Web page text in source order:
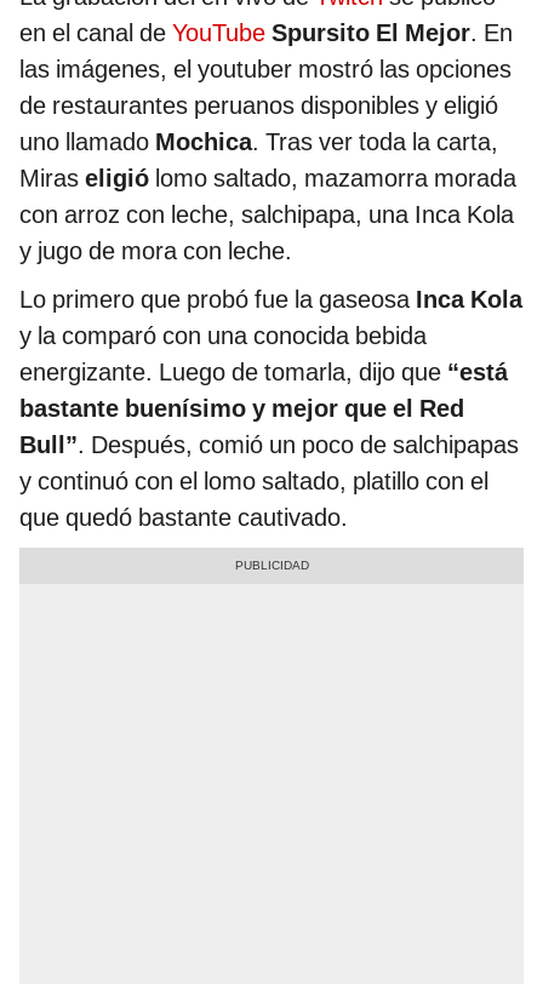
en el canal de YouTube Spursito El Mejor. En
las imágenes, el youtuber mostró las opciones
de restaurantes peruanos disponibles y eligió
uno llamado Mochica. Tras ver toda la carta,
Miras eligió lomo saltado, mazamorra morada
con arroz con leche, salchipapa, una Inca Kola
y jugo de mora con leche.
Lo primero que probó fue la gaseosaInca Kola
y la comparó con una conocida bebida
energizante. Luego de tomarla, dijo que “está
bastante buenísimo y mejor que el Red
Bull”. Después, comió un poco de salchipapas
y continuó con el lomo saltado, platillo con el
que quedó bastante cautivado.